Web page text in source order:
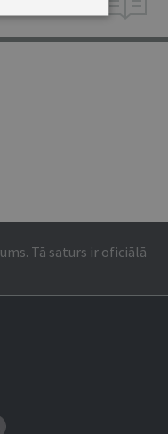
Tā saturs ir oficiālā